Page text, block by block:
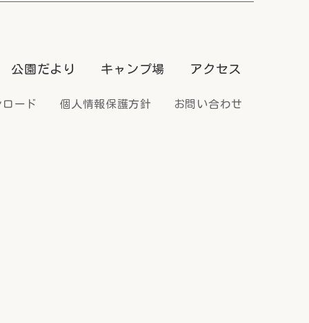
公園だより キャンプ場 アクセス
ード 個人情報保護方針 お問い合わせ